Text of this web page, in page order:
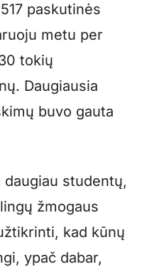
paskutinės
metu per
tokių
Daugiausia
buvo gauta
studentų,
žmogaus
kad kūnų
ypač dabar,